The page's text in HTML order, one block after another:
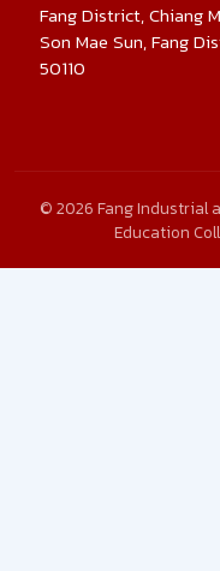
Fang District, Chiang
Son Mae Sun, Fang
50110
© 2026 Fang Industrial
Education